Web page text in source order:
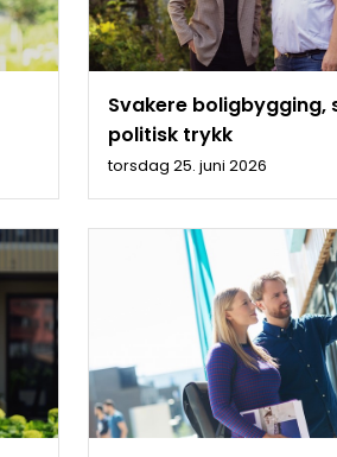
Svakere boligbygging,
politisk trykk
torsdag 25. juni 2026